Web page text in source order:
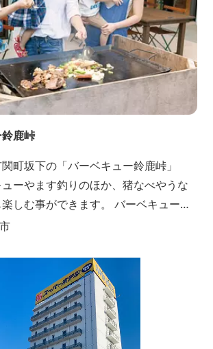
鹿峠
町坂下の「バーベキュー鈴鹿峠」
ーやます釣りのほか、猪なべやうな
事ができます。 バーベキュー
属品まで全て揃っていますので手ぶ
の場で味わえる「マス釣り」も人気で
ベントで、ぜひご利用ください。